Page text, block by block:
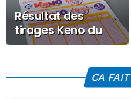
Résultat des
tirages Keno du
Vendredi 26 juin
CA